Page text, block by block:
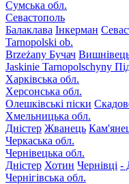
Сумська обл.
Севастополь
Балаклава Інкерман
Tarnopolski ob.
Brzeżany Бучач
Jaskinie Tarnopolschyny
Харківська обл.
Херсонська обл.
Олешківські піски
Хмельницька обл.
Дністер Жванець
Черкаська обл.
Чернівецька обл.
Дністер Хотин Чернівці -
Чернігівська обл.